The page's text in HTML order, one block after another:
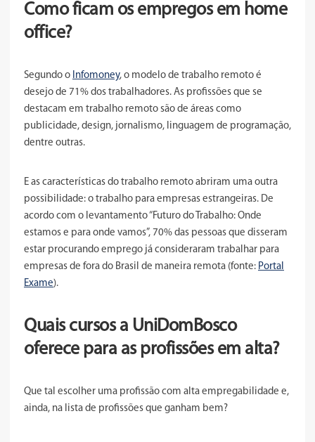
Como ficam os empregos em home
office?
Segundo o Infomoney, o modelo de trabalho remoto é
desejo de 71% dos trabalhadores. As profissões que se
destacam em trabalho remoto são de áreas como
publicidade, design, jornalismo, linguagem de programação,
dentre outras.
E as características do trabalho remoto abriram uma outra
possibilidade: o trabalho para empresas estrangeiras. De
acordo com o levantamento “Futuro do Trabalho: Onde
estamos e para onde vamos”, 70% das pessoas que disseram
estar procurando emprego já consideraram trabalhar para
empresas de fora do Brasil de maneira remota (fonte: Portal
Exame).
Quais cursos a UniDomBosco
oferece para as profissões em alta?
Que tal escolher uma profissão com alta empregabilidade e,
ainda, na lista de profissões que ganham bem?